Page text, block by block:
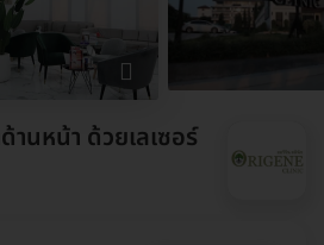
นหน้า ด้วยเลเซอร์